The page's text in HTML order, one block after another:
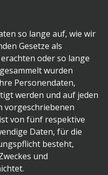
so lange auf, wie wir
Gesetze als
oder so lange
wurden
Personendaten,
werden und auf jeden
vorgeschriebenen
von fünf respektive
Daten, für die
besteht,
und